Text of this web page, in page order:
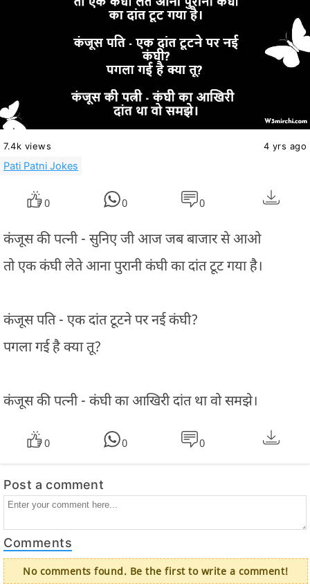
7.4k views 4 yrs ago
Pati Patni Jokes
0 0 0
कंजूस की पत्नी - सुनिए जी आज जब बाजार से आओ
तो एक कंघी लेते आना पुरानी कंघी का दांत टूट गया है।
कंजूस पति - एक दांत टूटने पर नई कंघी?
पगला गई है क्या तू?
कंजूस की पत्नी - कंघी का आखिरी दांत था वो समझे।
0 0 0
Post a comment
Comments
No comments found. Be the first to write a comment!